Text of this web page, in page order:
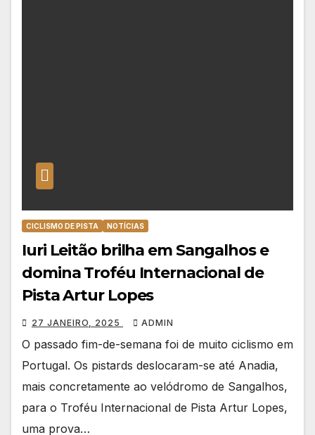
CICLISMO DE PISTA NOTÍCIAS
Iuri Leitão brilha em Sangalhos e
domina Troféu Internacional de
Pista Artur Lopes
27 JANEIRO, 2025 ADMIN
O passado fim-de-semana foi de muito ciclismo em
Portugal. Os pistards deslocaram-se até Anadia,
mais concretamente ao velódromo de Sangalhos,
para o Troféu Internacional de Pista Artur Lopes,
uma prova…